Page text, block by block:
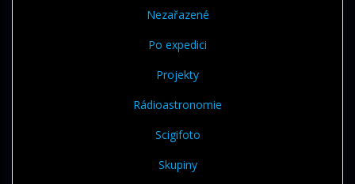
Nezařazené
Po expedici
Projekty
Rádioastronomie
Scigifoto
Skupiny